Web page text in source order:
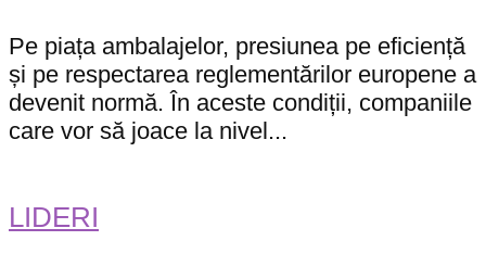
Pe piața ambalajelor, presiunea pe eficiență
și pe respectarea reglementărilor europene a
devenit normă. În aceste condiții, companiile
care vor să joace la nivel...
LIDERI